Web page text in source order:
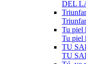
DEL
Tu piel
Tu piel
TU
TU